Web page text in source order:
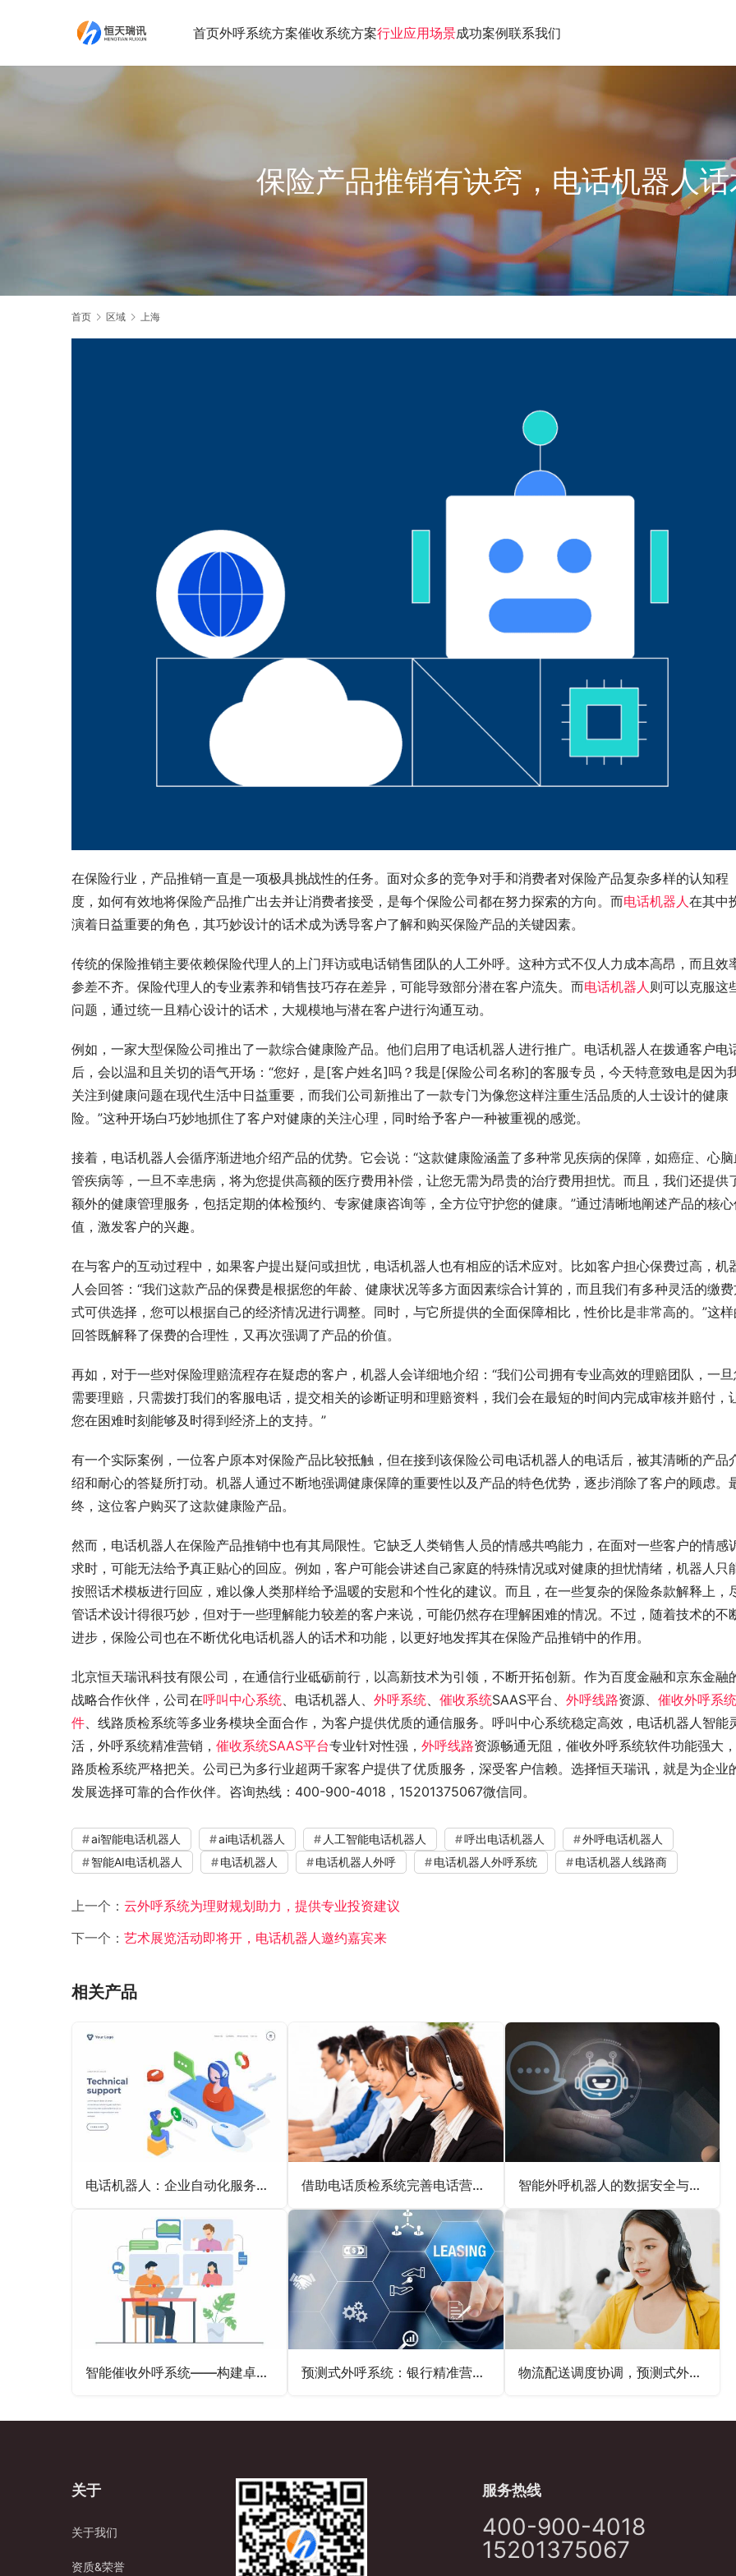
首页外呼系统方案催收系统方案行业应用场景成功案例联系我们
保险产品推销有诀窍，电话机器人
首页 区域 上海
在保险行业，产品推销一直是一项极具挑战性的任务。面对众多的竞争对手和消费者对保险产品复杂多样的认知程
度，如何有效地将保险产品推广出去并让消费者接受，是每个保险公司都在努力探索的方向。而电话机器人 在其中
演着日益重要的角色，其巧妙设计的话术成为诱导客户了解和购买保险产品的关键因素。
传统的保险推销主要依赖保险代理人的上门拜访或电话销售团队的人工外呼。这种方式不仅人力成本高昂，而且效
参差不齐。保险代理人的专业素养和销售技巧存在差异，可能导致部分潜在客户流失。而电话机器人 则可以克服这
问题，通过统一且精心设计的话术，大规模地与潜在客户进行沟通互动。
例如，一家大型保险公司推出了一款综合健康险产品。他们启用了电话机器人进行推广。电话机器人在拨通客户电
后，会以温和且关切的语气开场：“您好，是[客户姓名]吗？我是[保险公司名称]的客服专员，今天特意致电是因为
关注到健康问题在现代生活中日益重要，而我们公司新推出了一款专门为像您这样注重生活品质的人士设计的健康
险。”这种开场白巧妙地抓住了客户对健康的关注心理，同时给予客户一种被重视的感觉。
接着，电话机器人会循序渐进地介绍产品的优势。它会说：“这款健康险涵盖了多种常见疾病的保障，如癌症、心脑
管疾病等，一旦不幸患病，将为您提供高额的医疗费用补偿，让您无需为昂贵的治疗费用担忧。而且，我们还提供
额外的健康管理服务，包括定期的体检预约、专家健康咨询等，全方位守护您的健康。”通过清晰地阐述产品的核心
值，激发客户的兴趣。
在与客户的互动过程中，如果客户提出疑问或担忧，电话机器人也有相应的话术应对。比如客户担心保费过高，机
人会回答：“我们这款产品的保费是根据您的年龄、健康状况等多方面因素综合计算的，而且我们有多种灵活的缴
式可供选择，您可以根据自己的经济情况进行调整。同时，与它所提供的全面保障相比，性价比是非常高的。”这样
回答既解释了保费的合理性，又再次强调了产品的价值。
再如，对于一些对保险理赔流程存在疑虑的客户，机器人会详细地介绍：“我们公司拥有专业高效的理赔团队，一旦
需要理赔，只需拨打我们的客服电话，提交相关的诊断证明和理赔资料，我们会在最短的时间内完成审核并赔付，
您在困难时刻能够及时得到经济上的支持。”
有一个实际案例，一位客户原本对保险产品比较抵触，但在接到该保险公司电话机器人的电话后，被其清晰的产品
绍和耐心的答疑所打动。机器人通过不断地强调健康保障的重要性以及产品的特色优势，逐步消除了客户的顾虑。
终，这位客户购买了这款健康险产品。
然而，电话机器人在保险产品推销中也有其局限性。它缺乏人类销售人员的情感共鸣能力，在面对一些客户的情感
求时，可能无法给予真正贴心的回应。例如，客户可能会讲述自己家庭的特殊情况或对健康的担忧情绪，机器人只
按照话术模板进行回应，难以像人类那样给予温暖的安慰和个性化的建议。而且，在一些复杂的保险条款解释上，
管话术设计得很巧妙，但对于一些理解能力较差的客户来说，可能仍然存在理解困难的情况。不过，随着技术的不
进步，保险公司也在不断优化电话机器人的话术和功能，以更好地发挥其在保险产品推销中的作用。
北京恒天瑞讯科技有限公司，在通信行业砥砺前行，以高新技术为引领，不断开拓创新。作为百度金融和京东金融
战略合作伙伴，公司在呼叫中心系统 、电话机器人、 外呼系统 催收系统SAAS平台、 外呼线路资源、 催收外呼系
件 、线路质检系统等多业务模块全面合作，为客户提供优质的通信服务。呼叫中心系统稳定高效，电话机器人智能
活，外呼系统精准营销， 催收系统SAAS平台专业针对性强， 外呼线路资源畅通无阻，催收外呼系统软件功能强大
路质检系统严格把关。公司已为多行业超两千家客户提供了优质服务，深受客户信赖。选择恒天瑞讯，就是为企业
发展选择可靠的合作伙伴。咨询热线：400-900-4018，15201375067微信同。
ai智能电话机器人 ai电话机器人 人工智能电话机器人 呼出电话机器人
外呼电话机器人
智能AI电话机器人
电话机器人 电话机器人外呼 电话机器人外呼系统 电话机器人线路商
上一个： 云外呼系统为理财规划助力，提供专业投资建议
下一个： 艺术展览活动即将开，电话机器人邀约嘉宾来
相关产品
电话机器人：企业自动化服务的新篇章 借助电话质检系统完善电话营销服务流程 智能外呼机器人的数据安全与隐私保护探究
智能催收外呼系统——构建卓越催收体系 预测式外呼系统：银行精准营销与服务提升的利器 物流配送调度协调，预测式外呼提高配送效率
关于
关于我们
资质&荣誉
服务热线
400-900-4018
15201375067